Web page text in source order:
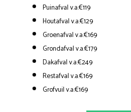
Puinafval v.a.€119
Houtafval v.a.€129
Groenafval v.a.€169
Grondafval v.a.€179
Dakafval v.a.€249
Restafval v.a.€169
Grofvuil v.a.€169